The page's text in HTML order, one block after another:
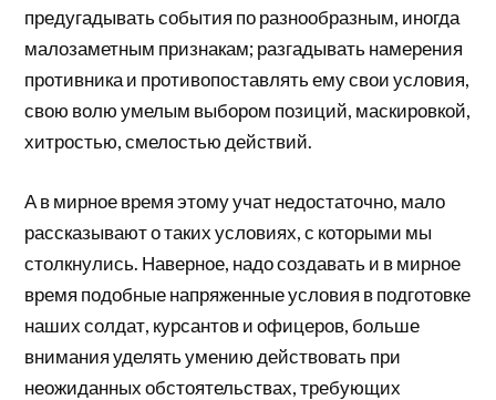
предугадывать события по разнообразным, иногда
малозаметным признакам; разгадывать намерения
противника и противопоставлять ему свои условия,
свою волю умелым выбором позиций, маскировкой,
хитростью, смелостью действий.
А в мирное время этому учат недостаточно, мало
рассказывают о таких условиях, с которыми мы
столкнулись. Наверное, надо создавать и в мирное
время подобные напряженные условия в подготовке
наших солдат, курсантов и офицеров, больше
внимания уделять умению действовать при
неожиданных обстоятельствах, требующих